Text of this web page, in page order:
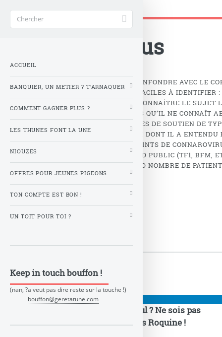
Gère ta tune !
Accueil Connarovirus
Connarovirus
LE CONNAROVIRUS, À NE PAS CONFONDRE AVEC LE
LIÉS AU CONNAROVIRUS SONT FACILES À
VA JAMAIS. SANS FORCÉMENT CONNAÎTRE LE
TOUT, MÊME SUR DES DOMAINES QU’IL NE CONNAÎT
ENGAGEMENT DANS DES GROUPES DE SOUTIEN DE
TRAITEMENTS MÉDICAMENTEUX DONT IL A
INCURABLE, LES PATIENTS ATTEINTS DE
MÉDIAS D’INFORMATIONS GRAND PUBLIC (TF1, BFM,
FRANCE COMPTE LE PLUS GRAND NOMBRE DE
👉 Articles
PIGEONS
Covid, tu ne connais pas Raoul ? Ne sois pas
devin, bois une gorgée de Clos Roquine !
ACCUEIL
BANQUIER, UN METIER ? T’ARNAQUER
COMMENT GAGNER PLUS ?
LES THUNES FONT LA UNE
NIOUZES
OFFRES POUR JEUNES PIGEONS
TON COMPTE EST BON !
UN TOIT POUR TOI ?
Keep in touch bouffon !
(nan, ?a veut pas dire reste sur la touche !)
bouffon@geretatune.com